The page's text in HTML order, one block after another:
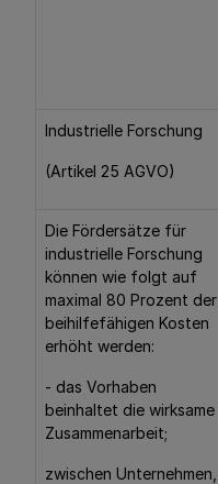
Industrielle Forschung
(Artikel 25 AGVO)
Die Fördersätze für
industrielle Forschung
können wie folgt auf
maximal 80 Prozent der
beihilfefähigen Kosten
erhöht werden:
- das Vorhaben
beinhaltet die wirksame
Zusammenarbeit;
zwischen Unternehmen,